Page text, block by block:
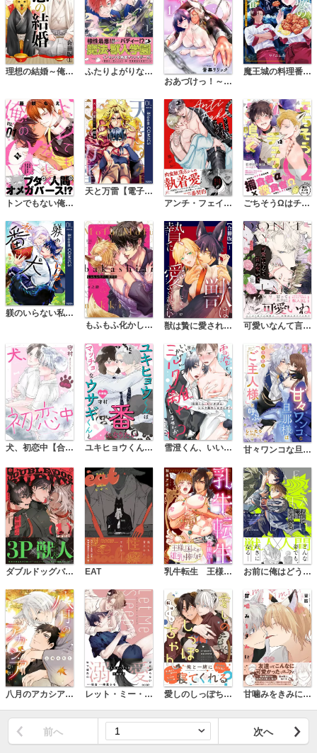
理想の結婚～俺、犬とお見合いします【合冊版】
ふたりよがりなメルティチャーム【コミックス版】
おあづけっ！～OL巴の溺愛獣人調教録～
魔王城の料理番 ～コワモテ魔族ばかりだけど、ホワイトな職場です～
トンでもない俺のα
天と万雷【電子限定描き下ろし付き】
アンチ・フェイク・マリッジ
ごちそうΩはチュウと鳴く【電子限定漫画付き】
躾のいらない私の番犬【電子限定描き下ろし付き】
もふもふ化かし愛日記
獣は贄に愛されたい【合冊版】 可愛いなんて言わないで。
犬、初恋中【合冊版】 ユキヒョウくんはマッチョなウサギくんと番になりたい【合冊版】 雪澄くん、いいかげんミルク離れしませんか？ 甘々ワンコな旦那様は今日も私を「ご主人様」と呼ぶ 【単話売】
ダブルドッグバディ【コミックス版】 EAT 乳牛転生 王様と国のために雄乳を捧げます合冊版 お前に俺はどう映る
八月のアカシア～白秋～ レット・ミー・スリープ【単行本版(限定描き下ろし付き)】 愛しのしっぽちゃん 甘噛みをきみに【電子限定描き下ろし漫画付き】【コミックス版】
前へ 次へ